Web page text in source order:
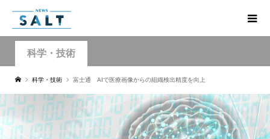
科学・技術
科学・技術 富士通 AIで医療画像からの組織検出精度を向上